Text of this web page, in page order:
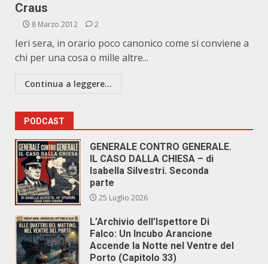
Craus
8 Marzo 2012 2
Ieri sera, in orario poco canonico come si conviene a
chi per una cosa o mille altre...
Continua a leggere...
PODCAST
GENERALE CONTRO GENERALE.
IL CASO DALLA CHIESA – di
Isabella Silvestri. Seconda
parte
25 Luglio 2026
L’Archivio dell’Ispettore Di
Falco: Un Incubo Arancione
Accende la Notte nel Ventre del
Porto (Capitolo 33)